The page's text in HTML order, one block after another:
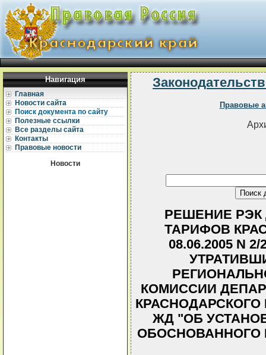
Навигация
Главная
Новости сайта
Поиск документа по сайту
Полезные ссылки
Все разделы сайта
Контакты
Правовые новости
Новости
Правовые
РЕШЕНИЕ РЭК
ТАРИФОВ
08.06.2005 N
КОМИССИИ
КРАСНОДАРСКОГО
ЖД "ОБ
ОБОСНОВАННОГО